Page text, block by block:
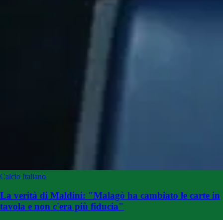
Calcio Italiano
La verità di Maldini: "Malagò ha cambiato le carte in
tavola e non c'era più fiducia"